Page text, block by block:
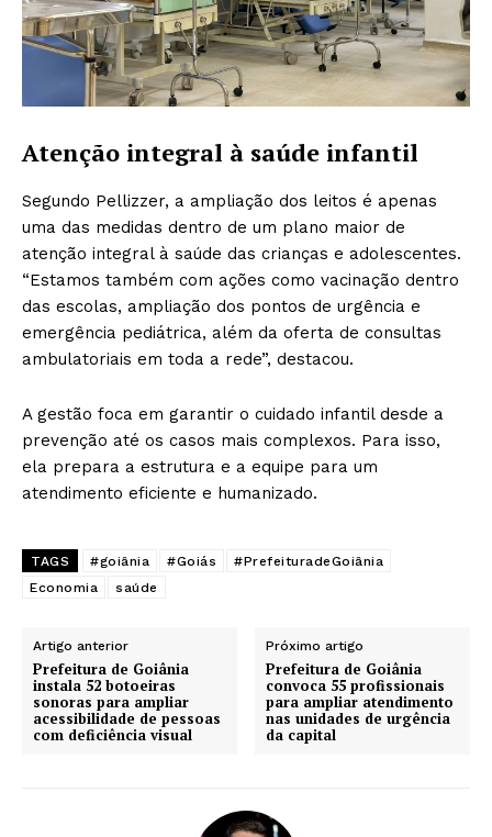
Atenção integral à saúde infantil
Segundo Pellizzer, a ampliação dos leitos é apenas
uma das medidas dentro de um plano maior de
atenção integral à saúde das crianças e adolescentes.
“Estamos também com ações como vacinação dentro
das escolas, ampliação dos pontos de urgência e
emergência pediátrica, além da oferta de consultas
ambulatoriais em toda a rede”, destacou.
A gestão foca em garantir o cuidado infantil desde a
prevenção até os casos mais complexos. Para isso,
ela prepara a estrutura e a equipe para um
atendimento eficiente e humanizado.
TAGS #goiânia #Goiás
#PrefeituradeGoiânia
Economia
saúde
Artigo anterior
Prefeitura de Goiânia
instala 52 botoeiras
sonoras para ampliar
acessibilidade de pessoas
com deficiência visual
Próximo artigo
Prefeitura de Goiânia
convoca 55 profissionais
para ampliar atendimento
nas unidades de urgência
da capital